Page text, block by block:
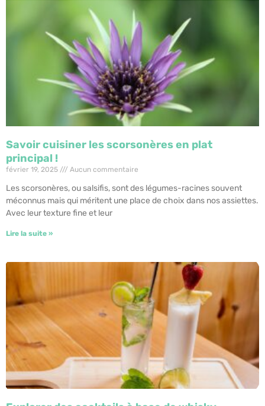
Savoir cuisiner les scorsonères en plat
principal !
février 19, 2025 Aucun commentaire
Les scorsonères, ou salsifis, sont des légumes-racines souvent
méconnus mais qui méritent une place de choix dans nos assiettes.
Avec leur texture fine et leur
Lire la suite »